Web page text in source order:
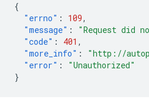
{
"errno" : 109,
"message" :
"Request did
"code" : 401 ,
"more_info" :
"http://
"error" :
"Unauthorized"
}